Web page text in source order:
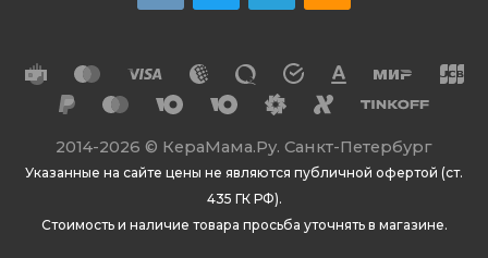
2014-2026 © КераМама.Ру. Санкт-Петербург
Указанные на сайте цены не являются публичной офертой (ст.
435 ГК РФ).
Стоимость и наличие товара просьба уточнять в магазине.